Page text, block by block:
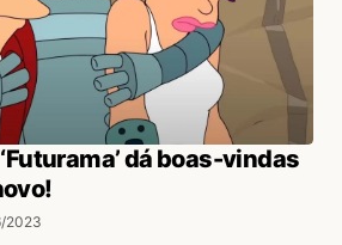
dá boas-vindas
2023